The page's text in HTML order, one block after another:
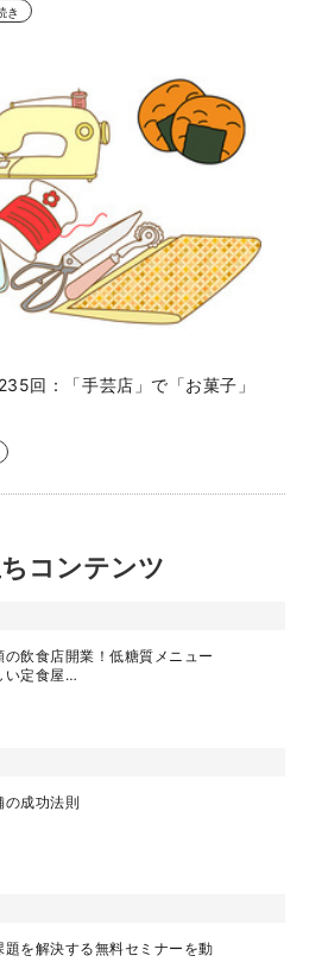
き
回：「手芸店」で「お菓子」
コンテンツ
の飲食店開業！低糖質メニュー
い定食屋…
の成功法則
題を解決する無料セミナーを動